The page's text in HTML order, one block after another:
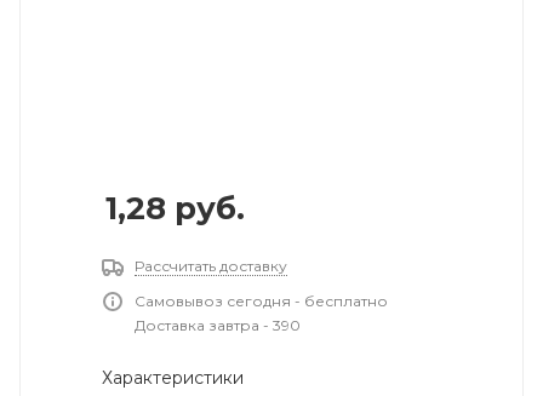
1,28 руб.
Рассчитать доставку
Самовывоз сегодня - бесплатно
Доставка завтра - 390
Характеристики